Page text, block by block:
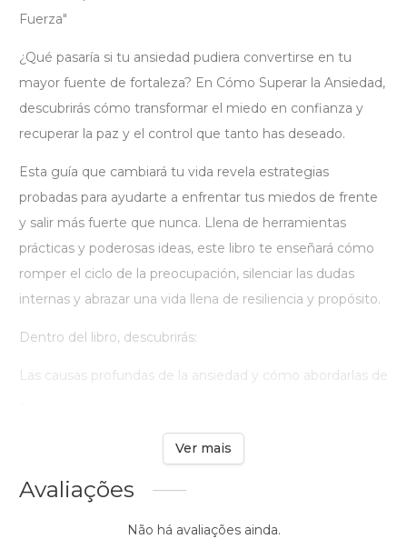
Fuerza"
¿Qué pasaría si tu ansiedad pudiera convertirse en tu
mayor fuente de fortaleza? En Cómo Superar la Ansiedad,
descubrirás cómo transformar el miedo en confianza y
recuperar la paz y el control que tanto has deseado.
Esta guía que cambiará tu vida revela estrategias
probadas para ayudarte a enfrentar tus miedos de frente
y salir más fuerte que nunca. Llena de herramientas
prácticas y poderosas ideas, este libro te enseñará cómo
romper el ciclo de la preocupación, silenciar las dudas
internas y abrazar una vida llena de resiliencia y propósito.
Dentro del libro, descubrirás:
Las causas profundas de la ansiedad y cómo abordarlas de
Ver mais
Avaliações
Não há avaliações ainda.